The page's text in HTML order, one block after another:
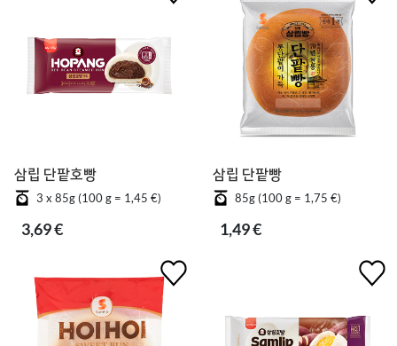
삼립 단팥호빵
3 x 85g (100 g = 1,45 €)
3,69 €
삼립 단팥빵
85g (100 g = 1,75 €)
1,49 €